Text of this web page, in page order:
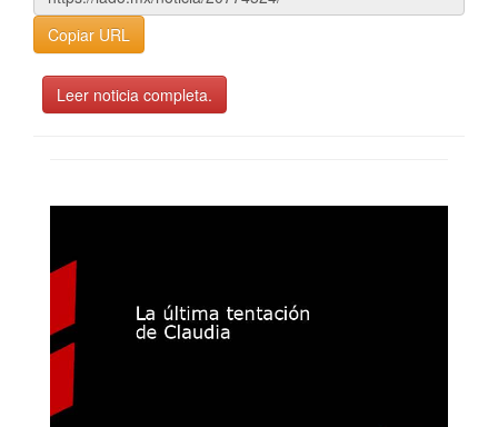
Copiar URL
Leer noticia completa.